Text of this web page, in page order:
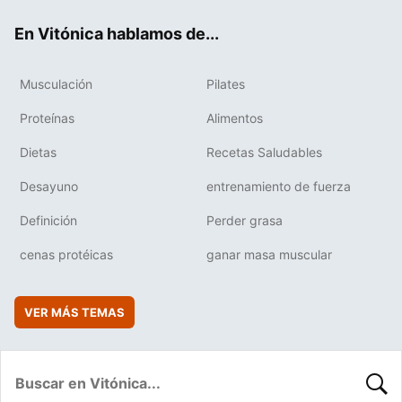
En Vitónica hablamos de...
Musculación Pilates
Proteínas Alimentos
Dietas Recetas Saludables
Desayuno entrenamiento de fuerza
Definición Perder grasa
cenas protéicas ganar masa muscular
VER MÁS TEMAS